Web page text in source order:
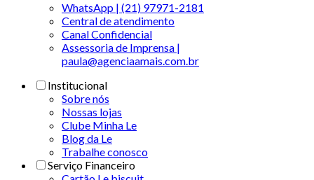
WhatsApp | (21) 97971-2181
Central de atendimento
Canal Confidencial
Assessoria de Imprensa |
paula@agenciaamais.com.br
Institucional
Sobre nós
Nossas lojas
Clube Minha Le
Blog da Le
Trabalhe conosco
Serviço Financeiro